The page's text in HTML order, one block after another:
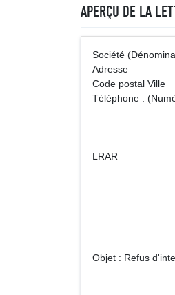
APERÇU DE LA
Société
Adresse
Code postal Ville
Téléphone :
LRAR
Nom
Objet : Refus